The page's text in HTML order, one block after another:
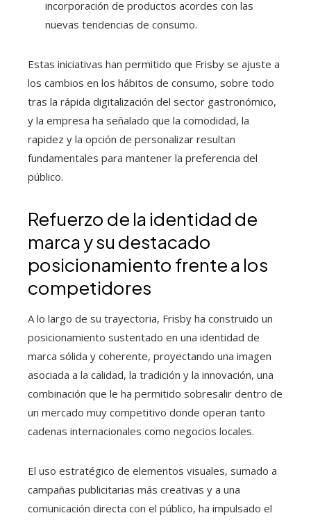
incorporación de productos acordes con las
nuevas tendencias de consumo.
Estas iniciativas han permitido que Frisby se ajuste a
los cambios en los hábitos de consumo, sobre todo
tras la rápida digitalización del sector gastronómico,
y la empresa ha señalado que la comodidad, la
rapidez y la opción de personalizar resultan
fundamentales para mantener la preferencia del
público.
Refuerzo de la identidad de
marca y su destacado
posicionamiento frente a los
competidores
A lo largo de su trayectoria, Frisby ha construido un
posicionamiento sustentado en una identidad de
marca sólida y coherente, proyectando una imagen
asociada a la calidad, la tradición y la innovación, una
combinación que le ha permitido sobresalir dentro de
un mercado muy competitivo donde operan tanto
cadenas internacionales como negocios locales.
El uso estratégico de elementos visuales, sumado a
campañas publicitarias más creativas y a una
comunicación directa con el público, ha impulsado el